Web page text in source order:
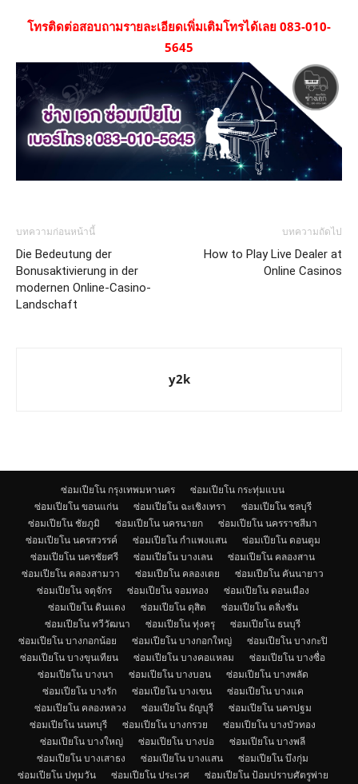
โทรติดต่อสอบถามรายละเอียดเพิ่มเติมโทรได้เลย 083-010-
5645
บทความก่อนหน้านี้
Die Bedeutung der
Bonusaktivierung in der
modernen Online-Casino-
Landschaft
บทความถัดไป
How to Play Live Dealer at
Online Casinos
y2k
ซ่อมเปียโน กรุงเทพมหานคร
ซ่อมเปียโน กระทุ่มแบน
ซ่อมเปียโน ขอนแก่น
ซ่อมเปียโน ฉะเชิงเทรา
ซ่อมเปียโน ชลบุรี
ซ่อมเปียโน ชัยภูมิ
ซ่อมเปียโน นครนายก
ซ่อมเปียโน นครราชสีมา
ซ่อมเปียโน นครสวรรค์
ซ่อมเปียโน กำแพงแสน
ซ่อมเปียโน ดอนตูม
ซ่อมเปียโน นครชัยศรี
ซ่อมเปียโน บางเลน
ซ่อมเปียโน คลองสาน
ซ่อมเปียโน คลองสามวา
ซ่อมเปียโน คลองเตย
ซ่อมเปียโน คันนายาว
ซ่อมเปียโน จตุจักร
ซ่อมเปียโน จอมทอง
ซ่อมเปียโน ดอนเมือง
ซ่อมเปียโน ดินแดง
ซ่อมเปียโน ดุสิต
ซ่อมเปียโน ตลิ่งชัน
ซ่อมเปียโน ทวีวัฒนา
ซ่อมเปียโน ทุ่งครุ
ซ่อมเปียโน ธนบุรี
ซ่อมเปียโน บางกอกน้อย
ซ่อมเปียโน บางกอกใหญ่
ซ่อมเปียโน บางกะปิ
ซ่อมเปียโน บางขุนเทียน
ซ่อมเปียโน บางคอแหลม
ซ่อมเปียโน บางซื่อ
ซ่อมเปียโน บางนา
ซ่อมเปียโน บางบอน
ซ่อมเปียโน บางพลัด
ซ่อมเปียโน บางรัก
ซ่อมเปียโน บางเขน
ซ่อมเปียโน บางแค
ซ่อมเปียโน คลองหลวง
ซ่อมเปียโน ธัญบุรี
ซ่อมเปียโน นครปฐม
ซ่อมเปียโน นนทบุรี
ซ่อมเปียโน บางกรวย
ซ่อมเปียโน บางบัวทอง
ซ่อมเปียโน บางใหญ่
ซ่อมเปียโน บางบ่อ
ซ่อมเปียโน บางพลี
ซ่อมเปียโน บางเสาธง
ซ่อมเปียโน บางแสน
ซ่อมเปียโน บึงกุ่ม
ซ่อมเปียโน ปทุมวัน
ซ่อมเปียโน ประเวศ
ซ่อมเปียโน ป้อมปราบศัตรูพ่าย